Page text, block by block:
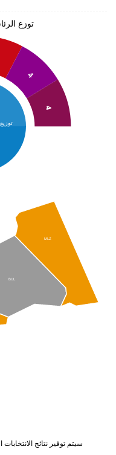
توزع
4
4
BUL
MLZ
* سيتم توفير نتائج الانتخابات المحلية 2019 31 مارس من قبل